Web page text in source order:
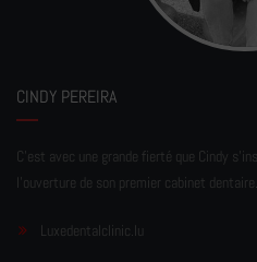
CINDY PEREIRA
C'est avec une grande fierté que Cindy
l'ouverture de son premier cabinet dentaire.
Luxedentalclinic.lu